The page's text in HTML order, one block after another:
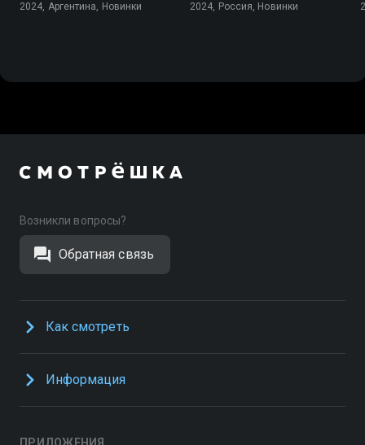
2024, Аргентина, Новинки 2024, Россия, Новинки
Возникли вопросы?
Обратная связь
Как смотреть
Информация